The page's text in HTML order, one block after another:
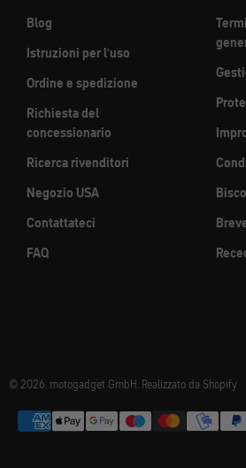
Blog
Istruzioni per l'uso
Ordine e spedizione
Richiesta del
concessionario
Ricerca rivenditori
Negozio USA
Contattateci
FAQ
© 2026, motogadget GmbH. Realizzato da Shopify